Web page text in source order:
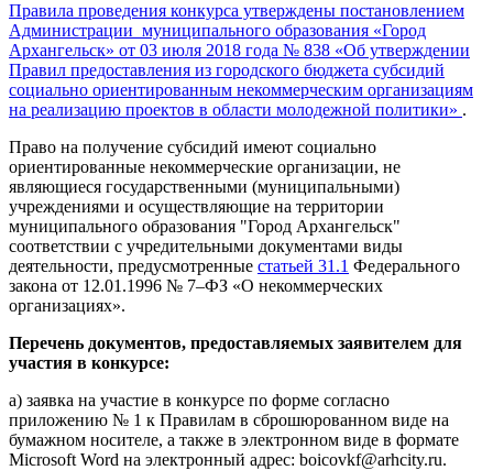
Правила проведения конкурса утверждены постановлением
Администрации муниципального образования «Город
Архангельск» от 03 июля 2018 года № 838 «Об утверждении
Правил предоставления из городского бюджета субсидий
социально ориентированным некоммерческим организациям
на реализацию проектов в области молодежной политики» .
Право на получение субсидий имеют социально
ориентированные некоммерческие организации, не
являющиеся государственными (муниципальными)
учреждениями и осуществляющие на территории
муниципального образования "Город Архангельск"
соответствии с учредительными документами виды
деятельности, предусмотренные статьей 31.1 Федерального
закона от 12.01.1996 № 7–ФЗ «О некоммерческих
организациях».
Перечень документов, предоставляемых заявителем для
участия в конкурсе:
а) заявка на участие в конкурсе по форме согласно
приложению № 1 к Правилам в сброшюрованном виде на
бумажном носителе, а также в электронном виде в формате
Microsoft Word на электронный адрес: boicovkf@arhcity.ru.